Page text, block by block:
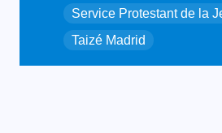
Service Protestant de la
Taizé Madrid